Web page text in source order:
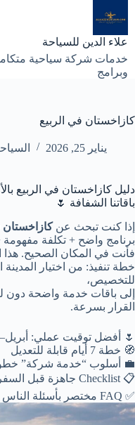
إلى
المحتوى
علاء الدين للسياحة
خدمات شركة سياحية
وبرامج
كازاخستان في الربيع
يناير 25, 2026
باقاتنا الشفافة 🌷
إذا كنت تبحث عنكازاخستان
برنامج واضح + تكلفة مفهومة
فأنت في المكان الصحيح.
خطة تنفيذ: من اختيار المدينة
للتخصيص،
إلى باقات خدمة واضحة
القرار بسرعة.
🌷 أفضل توقيت عملي:
🧭 خطة 7 أيام قابلة للتعديل
💼 أسلوب “خدمة شركة”
📋 Checklist جاهزة قبل السفر
✅ FAQ مختصر بأسئلة الناس فعلًا